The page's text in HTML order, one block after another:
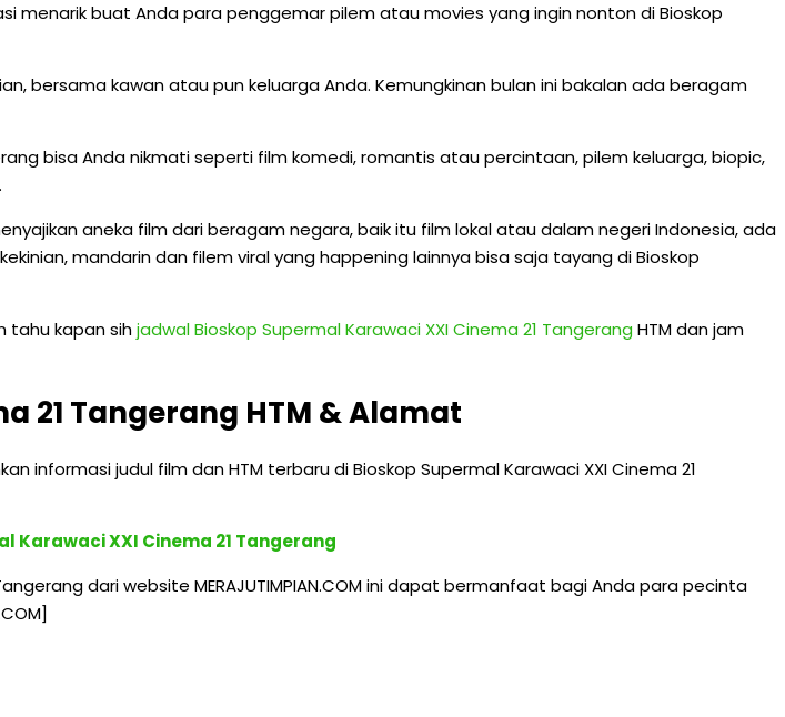
menarik buat Anda para penggemar pilem atau movies yang ingin nonton di Bioskop
bersama kawan atau pun keluarga Anda. Kemungkinan bulan ini bakalan ada beragam
bisa Anda nikmati seperti film komedi, romantis atau percintaan, pilem keluarga, biopic,
aneka film dari beragam negara, baik itu film lokal atau dalam negeri Indonesia, ada
mandarin dan filem viral yang happening lainnya bisa saja tayang di Bioskop
tahu kapan sihjadwal Bioskop Supermal Karawaci XXI Cinema 21 Tangerang HTM dan jam
21 Tangerang HTM & Alamat
informasi judul film dan HTM terbaru di Bioskop Supermal Karawaci XXI Cinema 21
Karawaci XXI Cinema 21 Tangerang
dari website MERAJUTIMPIAN.COM ini dapat bermanfaat bagi Anda para pecinta